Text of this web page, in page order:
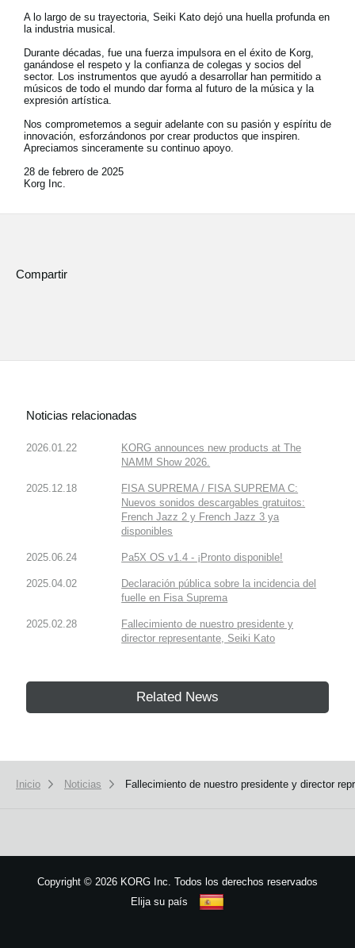
A lo largo de su trayectoria, Seiki Kato dejó una huella profunda en
la industria musical.
Durante décadas, fue una fuerza impulsora en el éxito de Korg,
ganándose el respeto y la confianza de colegas y socios del
sector. Los instrumentos que ayudó a desarrollar han permitido a
músicos de todo el mundo dar forma al futuro de la música y la
expresión artística.
Nos comprometemos a seguir adelante con su pasión y espíritu de
innovación, esforzándonos por crear productos que inspiren.
Apreciamos sinceramente su continuo apoyo.
28 de febrero de 2025
Korg Inc.
Compartir
Noticias relacionadas
2026.01.22
KORG announces new products at The
NAMM Show 2026.
2025.12.18
FISA SUPREMA / FISA SUPREMA C:
Nuevos sonidos descargables gratuitos:
French Jazz 2 y French Jazz 3 ya
disponibles
2025.06.24 Pa5X OS v1.4 - ¡Pronto disponible!
2025.04.02
Declaración pública sobre la incidencia del
fuelle en Fisa Suprema
2025.02.28
Fallecimiento de nuestro presidente y
director representante, Seiki Kato
Related News
Inicio Noticias Fallecimiento de nuestro presidente y director
Copyright © 2026 KORG Inc. Todos los derechos reservados
Elija su país